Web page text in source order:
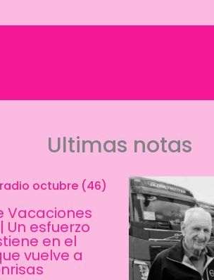
Ultimas notas
Vacaciones
Un esfuerzo
en el
vuelve a